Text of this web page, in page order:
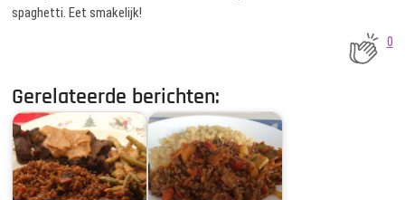
spaghetti. Eet smakelijk!
0
Gerelateerde berichten: